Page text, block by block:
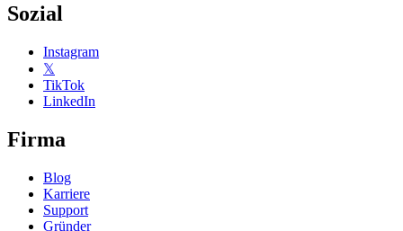
Sozial
Instagram
𝕏
TikTok
LinkedIn
Firma
Blog
Karriere
Support
Gründer